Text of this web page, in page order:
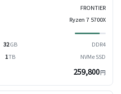
FRONTIER
Ryzen 7 5700X
32GB
DDR4
1TB NVMe SSD
259,800円